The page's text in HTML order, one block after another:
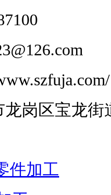
岗区宝龙街
件加工